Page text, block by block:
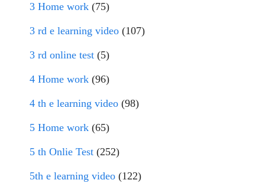
3 Home work (75)
3 rd e learning video (107)
3 rd online test (5)
4 Home work (96)
4 th e learning video (98)
5 Home work (65)
5 th Onlie Test (252)
5th e learning video (122)